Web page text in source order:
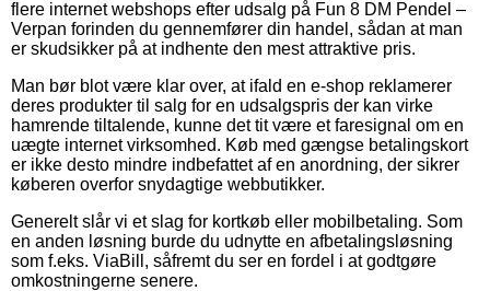
flere internet webshops efter udsalg på Fun 8 DM Pendel –
Verpan forinden du gennemfører din handel, sådan at man
er skudsikker på at indhente den mest attraktive pris.
Man bør blot være klar over, at ifald en e-shop reklamerer
deres produkter til salg for en udsalgspris der kan virke
hamrende tiltalende, kunne det tit være et faresignal om en
uægte internet virksomhed. Køb med gængse betalingskort
er ikke desto mindre indbefattet af en anordning, der sikrer
køberen overfor snydagtige webbutikker.
Generelt slår vi et slag for kortkøb eller mobilbetaling. Som
en anden løsning burde du udnytte en afbetalingsløsning
som f.eks. ViaBill, såfremt du ser en fordel i at godtgøre
omkostningerne senere.